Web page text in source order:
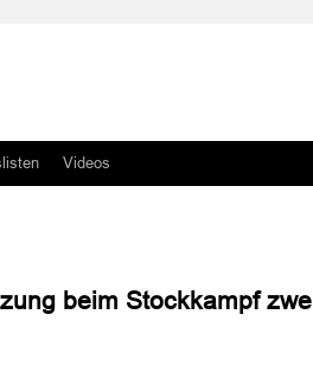
Videos
beim Stockkampf